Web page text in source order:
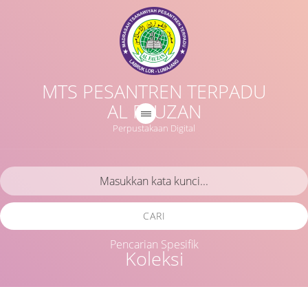
MTS PESANTREN TERPADU
AL FAUZAN
Perpustakaan Digital
Koleksi
CARI
Pencarian Spesifik